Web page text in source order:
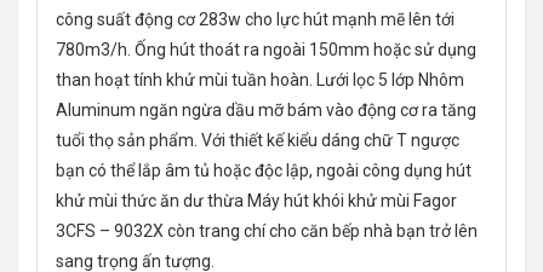
công suất động cơ 283w cho lực hút mạnh mẽ lên tới
780m3/h. Ống hút thoát ra ngoài 150mm hoặc sử dụng
than hoạt tính khử mùi tuần hoàn. Lưới lọc 5 lớp Nhôm
Aluminum ngăn ngừa dầu mỡ bám vào động cơ ra tăng
tuổi thọ sản phẩm. Với thiết kế kiểu dáng chữ T ngược
bạn có thể lắp âm tủ hoặc độc lập, ngoài công dụng hút
khử mùi thức ăn dư thừa Máy hút khói khử mùi Fagor
3CFS – 9032X còn trang chí cho căn bếp nhà bạn trở lên
sang trọng ấn tượng.